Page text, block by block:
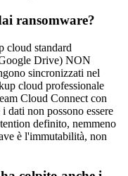
ransomware?
cloud standard
Drive) NON
sincronizzati nel
cloud professionale
Cloud Connect con
dati non possono essere
definito, nemmeno
è l'immutabilità, non